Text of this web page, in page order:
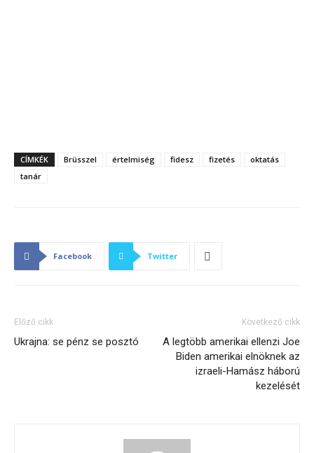
CÍMKÉK Brüsszel értelmiség fidesz fizetés
oktatás
tanár
Facebook Twitter
Előző cikk
Ukrajna: se pénz se posztó
Következő cikk
A legtöbb amerikai ellenzi Joe
Biden amerikai elnöknek az
izraeli-Hamász háború
kezelését